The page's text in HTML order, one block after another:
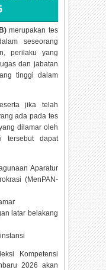
merupakan tes
seseorang
perilaku yang
dan jabatan
tinggi dalam
jika telah
ada pada tes
dilamar oleh
tersebut dapat
Aparatur
(MenPAN-
latar belakang
Kompetensi
2026 akan